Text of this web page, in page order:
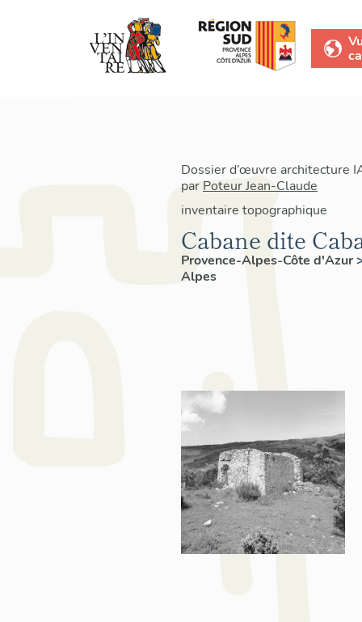
Dossier d’œuvre architecture
par Poteur Jean-Claude
inventaire topographique
Cabane dite
Provence-Alpes-Côte d'Azur
Alpes